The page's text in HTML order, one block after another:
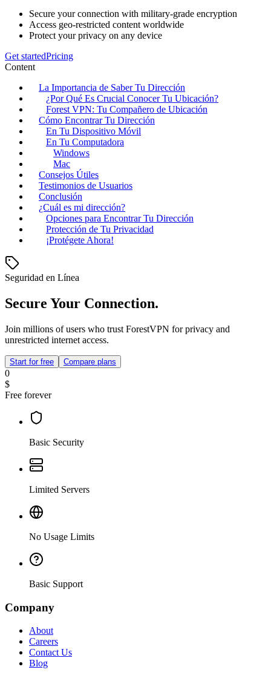
Secure your connection with military-grade encryption
Access geo-restricted content worldwide
Protect your privacy on any device
Get startedPricing
Content
La Importancia de Saber Tu Dirección
¿Por Qué Es Crucial Conocer Tu Ubicación?
Forest VPN: Tu Compañero de Ubicación
Cómo Encontrar Tu Dirección
En Tu Dispositivo Móvil
En Tu Computadora
Windows
Mac
Consejos Útiles
Testimonios de Usuarios
Conclusión
¿Cuál es mi dirección?
Opciones para Encontrar Tu Dirección
Protección de Tu Privacidad
¡Protégete Ahora!
Seguridad en Línea
Secure Your Connection.
Join millions of users who trust ForestVPN for privacy and
unrestricted internet access.
Start for free Compare plans
0
$
Free forever
Basic Security
Limited Servers
No Usage Limits
Basic Support
Company
About
Careers
Contact Us
Blog